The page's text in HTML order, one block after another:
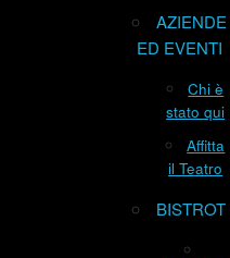
AZIENDE
ED EVENTI
Chi è
stato qui
Affitta
il Teatro
BISTROT